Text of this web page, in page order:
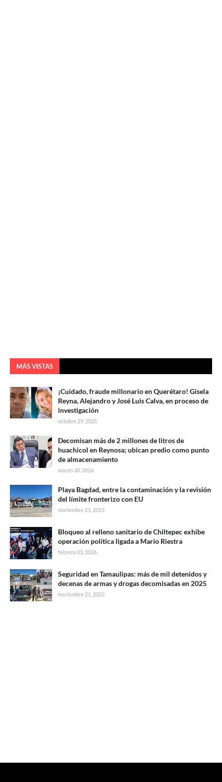
MÁS VISTAS
¡Cuidado, fraude millonario en Querétaro! Gisela
Reyna, Alejandro y José Luis Calva, en proceso de
investigación
octubre 29, 2025
Decomisan más de 2 millones de litros de
huachicol en Reynosa; ubican predio como punto
de almacenamiento
marzo 30, 2026
Playa Bagdad, entre la contaminación y la revisión
del límite fronterizo con EU
noviembre 21, 2025
Bloqueo al relleno sanitario de Chiltepec exhibe
operación política ligada a Mario Riestra
febrero 03, 2026
Seguridad en Tamaulipas: más de mil detenidos y
decenas de armas y drogas decomisadas en 2025
noviembre 21, 2025